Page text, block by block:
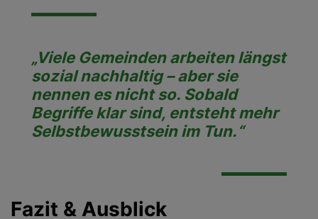
„Viele Gemeinden arbeiten längst
sozial nachhaltig – aber sie
nennen es nicht so. Sobald
Begriffe klar sind, entsteht mehr
Selbstbewusstsein im Tun.“
Fazit & Ausblick